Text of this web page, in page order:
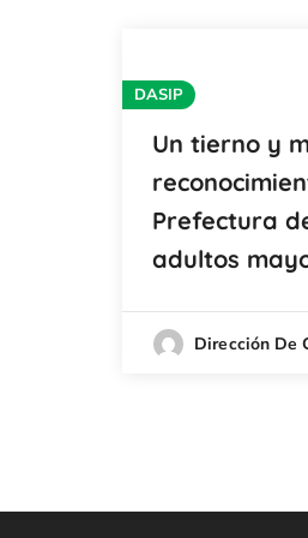
DASIP
Un tierno y
Prefectura
adultos
Dirección De